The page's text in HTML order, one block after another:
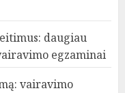
daugiau
egzaminai
vairavimo